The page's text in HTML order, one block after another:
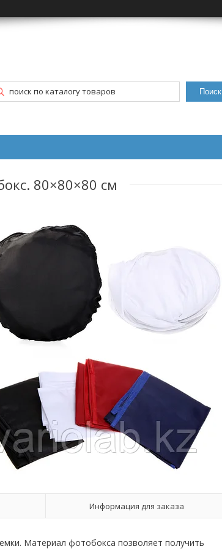
Поиск
80×80×80 см
Информация для заказа
Материал фотобокса позволяет получить